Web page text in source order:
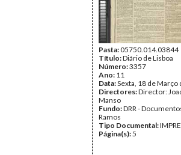
Pasta:05750.014.03844
Título:Diário de Lisboa
Número:3357
Ano: 11
Data:Sexta, 18 de Março
Directores:Director:
Manso
Fundo:DRR -
Ramos
Tipo Documental:
Página(s):5